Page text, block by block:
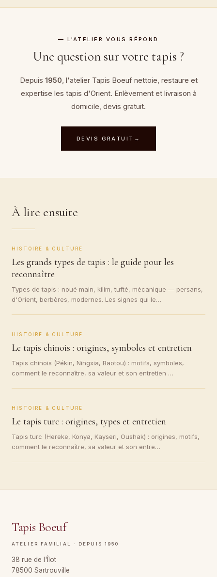
— L'ATELIER VOUS RÉPOND
Une question sur votre tapis ?
Depuis 1950, l'atelier Tapis Boeuf nettoie, restaure et
expertise les tapis d'Orient. Enlèvement et livraison à
domicile, devis gratuit.
DEVIS GRATUIT →
À lire ensuite
HISTOIRE & CULTURE
Les grands types de tapis : le guide pour les
reconnaître
Types de tapis : noué main, kilim, tufté, mécanique — persans,
d'Orient, berbères, modernes. Les signes qui le…
HISTOIRE & CULTURE
Le tapis chinois : origines, symboles et entretien
Tapis chinois (Pékin, Ningxia, Baotou) : motifs, symboles,
comment le reconnaître, sa valeur et son entretien …
HISTOIRE & CULTURE
Le tapis turc : origines, types et entretien
Tapis turc (Hereke, Konya, Kayseri, Oushak) : origines, motifs,
comment le reconnaître, sa valeur et son entre…
Tapis Boeuf
ATELIER FAMILIAL · DEPUIS 1950
38 rue de l'Îlot
78500 Sartrouville